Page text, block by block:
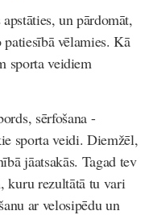
un pārdomāt,
vēlamies. Kā
sporta veidiem
sērfošana -
sporta veidi. Diemžēl,
jāatsakās. Tagad tev
kuru rezultātā tu vari
ar velosipēdu un